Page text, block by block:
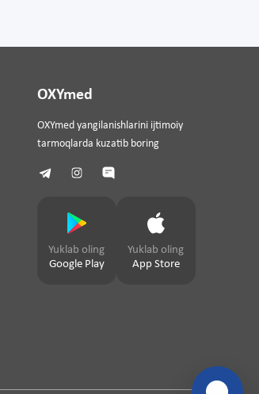
OXYmed
OXYmed yangilanishlarini ijtimoiy
tarmoqlarda kuzatib boring
Yuklab oling
Google Play
Yuklab oling
App Store